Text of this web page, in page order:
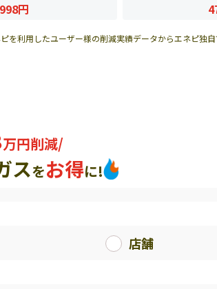
円
利用したユーザー様の削減実績データからエネピ独自
万円削減/
スをお得に!
店舗